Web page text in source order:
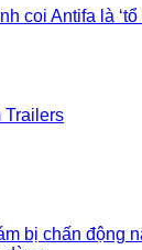
coi Antifa là
Trailers
bị chấn động